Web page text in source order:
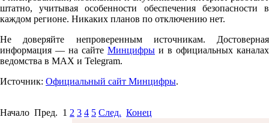
штатно, учитывая особенности обеспечения безопасности в
каждом регионе. Никаких планов по отключению нет.
Не доверяйте непроверенным источникам. Достоверная
информация — на сайте Минцифры и в официальных каналах
ведомства в MAX и Telegram.
Источник: Официальный сайт Минцифры.
Начало Пред. 1 2 3 4 5 След. Конец